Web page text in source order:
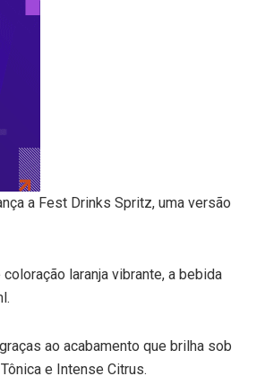
a Fest Drinks Spritz, uma versão
laranja vibrante, a bebida
ao acabamento que brilha sob
e Intense Citrus.